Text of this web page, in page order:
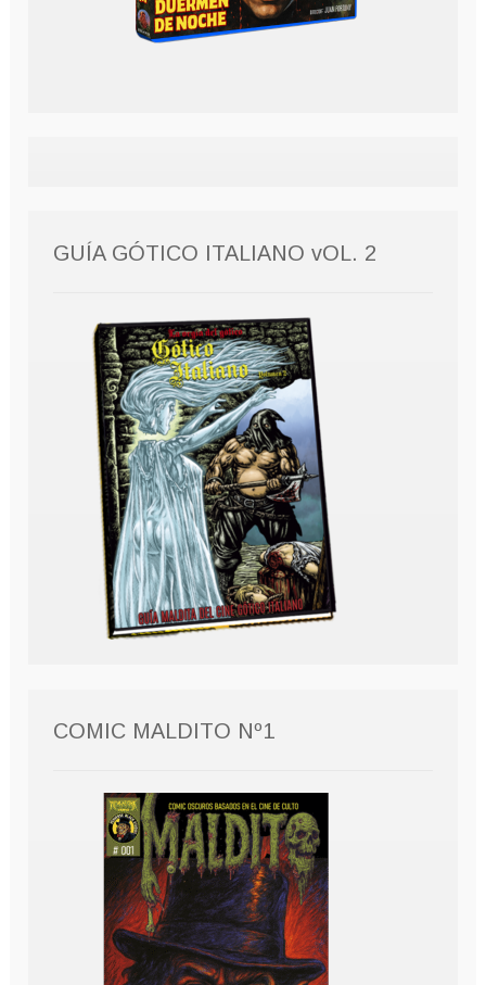
GUÍA GÓTICO ITALIANO vOL. 2
COMIC MALDITO Nº1